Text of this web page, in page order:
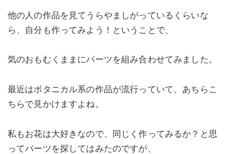
他の人の作品を見てうらやましがっているくらいな
ら、自分も作ってみよう！ということで、
気のおもむくままにパーツを組み合わせてみました。
最近はボタニカル系の作品が流行っていて、あちらこ
ちらで見かけますよね。
私もお花は大好きなので、同じく作ってみるか？と思
ってパーツを探してはみたのですが、